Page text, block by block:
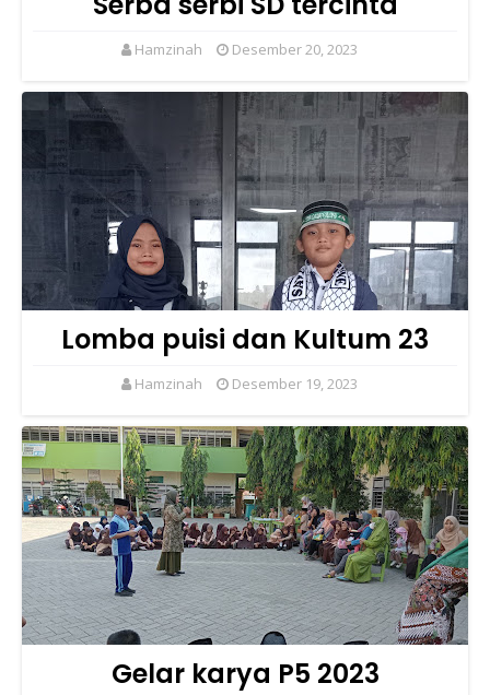
Hamzinah Desember 20, 2023
Lomba puisi dan Kultum 23
Hamzinah Desember 19, 2023
Gelar karya P5 2023